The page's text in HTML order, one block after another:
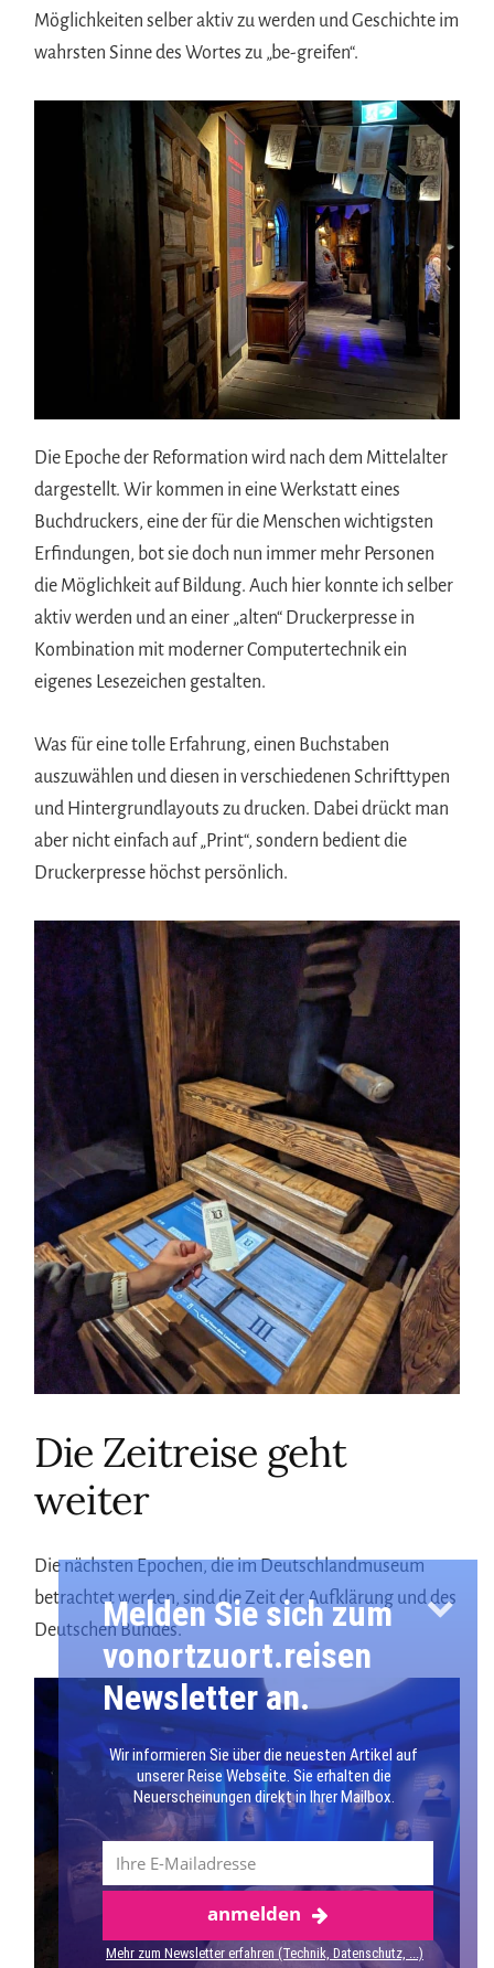
Möglichkeiten selber aktiv zu werden und Geschichte im
wahrsten Sinne des Wortes zu „be-greifen“.
Die Epoche der Reformation wird nach dem Mittelalter
dargestellt. Wir kommen in eine Werkstatt eines
Buchdruckers, eine der für die Menschen wichtigsten
Erfindungen, bot sie doch nun immer mehr Personen
die Möglichkeit auf Bildung. Auch hier konnte ich selber
aktiv werden und an einer „alten“ Druckerpresse in
Kombination mit moderner Computertechnik ein
eigenes Lesezeichen gestalten.
Was für eine tolle Erfahrung, einen Buchstaben
auszuwählen und diesen in verschiedenen Schrifttypen
und Hintergrundlayouts zu drucken. Dabei drückt man
aber nicht einfach auf „Print“, sondern bedient die
Druckerpresse höchst persönlich.
Die Zeitreise geht
weiter
Die nächsten Epochen, die im Deutschlandmuseum
betrachtet werden, sind die Zeit der Aufklärung und des
Deutschen Bundes.
Mehr über Berlin
Melden Sie sich zum
vonortzuort.reisen
Newsletter an.
Wir informieren Sie über die neuesten Artikel auf
unserer Reise Webseite. Sie erhalten die
Neuerscheinungen direkt in Ihrer Mailbox.
anmelden
Mehr zum Newsletter erfahren (Technik, Datenschutz, ...)